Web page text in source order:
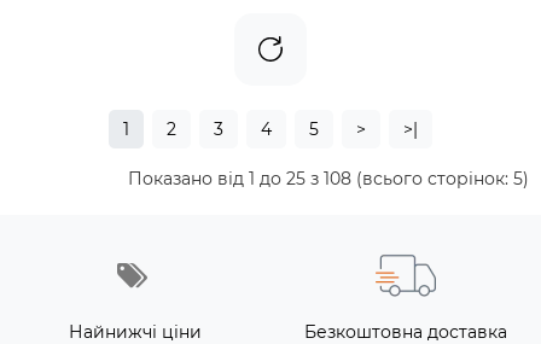
1 2 3 4 5 > >|
Показано від 1 до 25 з 108 (всього сторінок: 5)
Найнижчі ціни
Безкоштовна доставка